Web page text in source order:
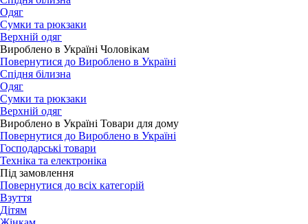
Одяг
Сумки та рюкзаки
Верхній одяг
Вироблено в Україні Чоловікам
Повернутися до Вироблено в Україні
Спідня білизна
Одяг
Сумки та рюкзаки
Верхній одяг
Вироблено в Україні Товари для дому
Повернутися до Вироблено в Україні
Господарські товари
Техніка та електроніка
Під замовлення
Повернутися до всіх категорій
Взуття
Дітям